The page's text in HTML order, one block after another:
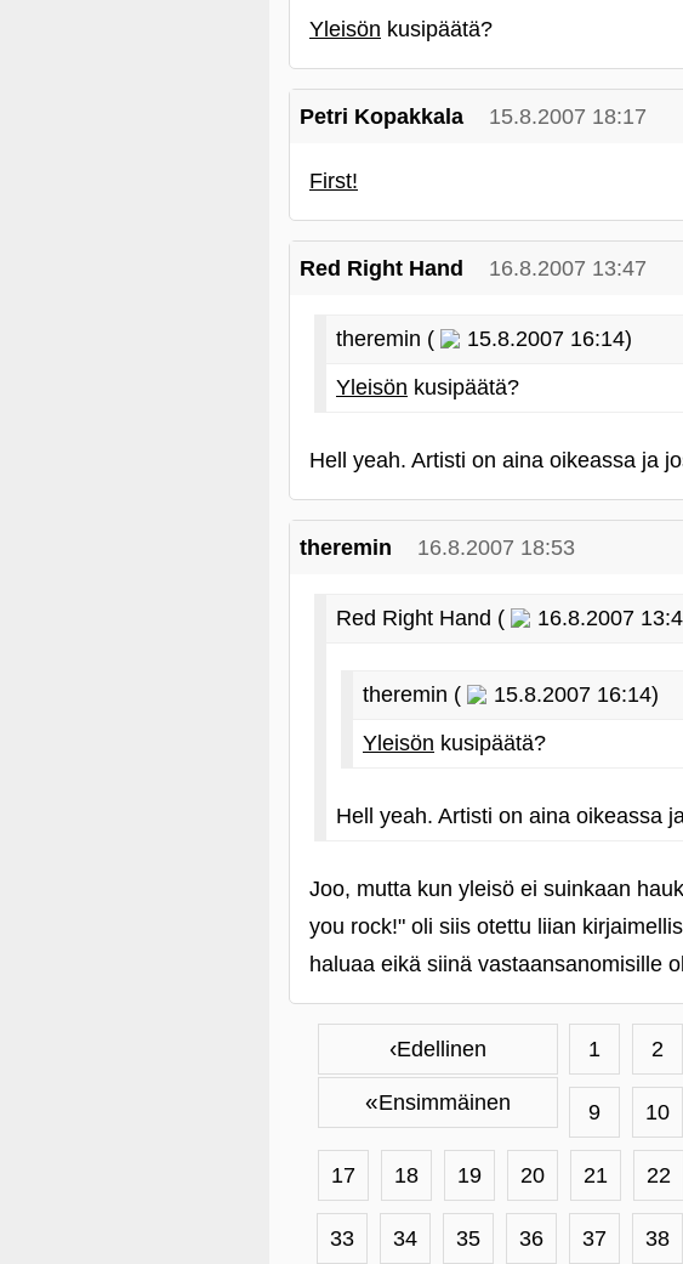
Yleisön kusipäätä?
Petri Kopakkala 15.8.2007 18:17
First!
Red Right Hand 16.8.2007 13:47
theremin (
15.8.2007 16:14)
Yleisön kusipäätä?
Hell yeah. Artisti on aina oikeassa ja
theremin 16.8.2007 18:53
Red Right Hand ( 16.8.2007
theremin (
15.8.2007 16:14)
Yleisön kusipäätä?
Hell yeah. Artisti on aina oikeassa
Joo, mutta kun yleisö ei suinkaan
you rock!" oli siis otettu liian
haluaa eikä siinä vastaansanomisille
‹Edellinen
«Ensimmäinen
1 2
9 10
17 18 19 20 21 22
33 34 35 36 37 38